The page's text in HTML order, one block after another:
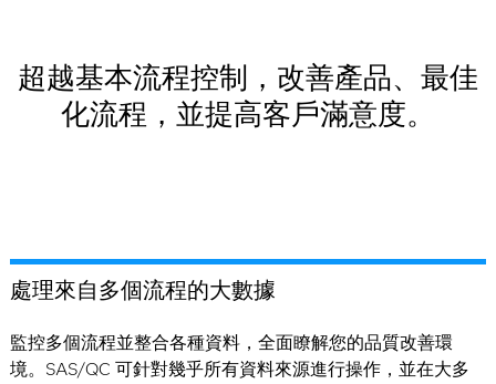
超越基本流程控制，改善產品、最佳
化流程，並提高客戶滿意度。
處理來自多個流程的大數據
監控多個流程並整合各種資料，全面瞭解您的品質改善環
境。SAS/QC 可針對幾乎所有資料來源進行操作，並在大多